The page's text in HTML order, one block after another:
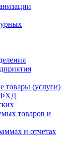
товары (услуги)
ФХД
товаров и
и отчетах